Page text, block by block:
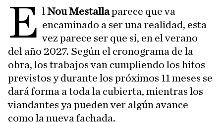
E lNou Mestallaparece que va
encaminado a ser una realidad, esta
vez parece ser que sí, en el verano
del año 2027. Según el cronograma de la
obra, los trabajos van cumpliendo los hitos
previstos y durante los próximos 11 meses se
dará forma a toda la cubierta, mientras los
viandantes ya pueden ver algún avance
como la nueva fachada.